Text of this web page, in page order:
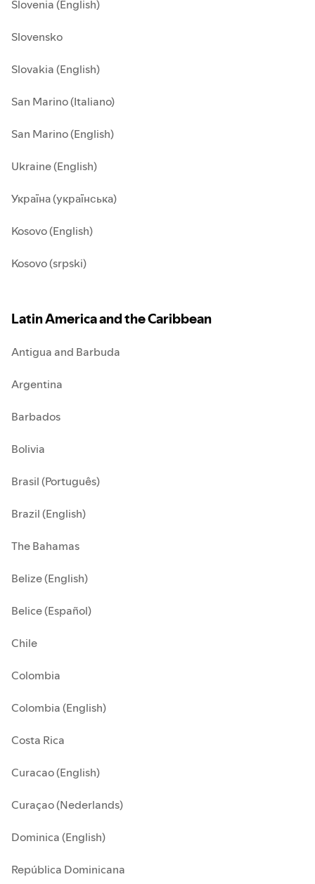
Slovenia (English)
Slovensko
Slovakia (English)
San Marino (Italiano)
San Marino (English)
Ukraine (English)
Україна (українська)
Kosovo (English)
Kosovo (srpski)
Latin America and the Caribbean
Antigua and Barbuda
Argentina
Barbados
Bolivia
Brasil (Português)
Brazil (English)
The Bahamas
Belize (English)
Belice (Español)
Chile
Colombia
Colombia (English)
Costa Rica
Curacao (English)
Curaçao (Nederlands)
Dominica (English)
República Dominicana